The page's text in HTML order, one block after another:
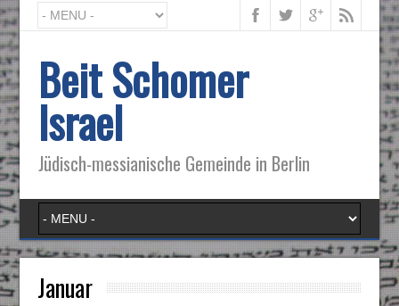
Beit Schomer
Israel
Jüdisch-messianische Gemeinde in Berlin
Januar